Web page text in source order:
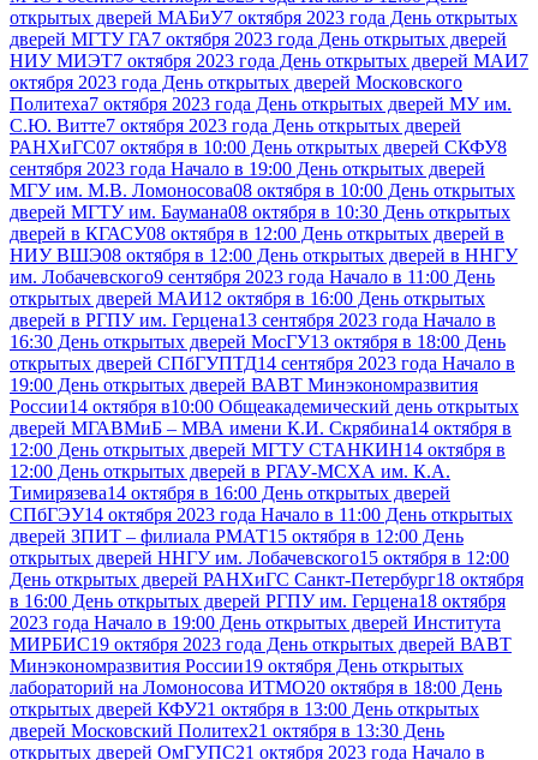
открытых дверей МАБиУ7 октября 2023 года День открытых
дверей МГТУ ГА7 октября 2023 года День открытых дверей
НИУ МИЭТ7 октября 2023 года День открытых дверей МАИ7
октября 2023 года День открытых дверей Московского
Политеха7 октября 2023 года День открытых дверей МУ им.
С.Ю. Витте7 октября 2023 года День открытых дверей
РАНХиГС07 октября в 10:00 День открытых дверей СКФУ8
сентября 2023 года Начало в 19:00 День открытых дверей
МГУ им. М.В. Ломоносова08 октября в 10:00 День открытых
дверей МГТУ им. Баумана08 октября в 10:30 День открытых
дверей в КГАСУ08 октября в 12:00 День открытых дверей в
НИУ ВШЭ08 октября в 12:00 День открытых дверей в ННГУ
им. Лобачевского9 сентября 2023 года Начало в 11:00 День
открытых дверей МАИ12 октября в 16:00 День открытых
дверей в РГПУ им. Герцена13 сентября 2023 года Начало в
16:30 День открытых дверей МосГУ13 октября в 18:00 День
открытых дверей СПбГУПТД14 сентября 2023 года Начало в
19:00 День открытых дверей ВАВТ Минэкономразвития
России14 октября в10:00 Общеакадемический день открытых
дверей МГАВМиБ – МВА имени К.И. Скрябина14 октября в
12:00 День открытых дверей МГТУ СТАНКИН14 октября в
12:00 День открытых дверей в РГАУ-МСХА им. К.А.
Тимирязева14 октября в 16:00 День открытых дверей
СПбГЭУ14 октября 2023 года Начало в 11:00 День открытых
дверей ЗПИТ – филиала РМАТ15 октября в 12:00 День
открытых дверей ННГУ им. Лобачевского15 октября в 12:00
День открытых дверей РАНХиГС Санкт-Петербург18 октября
в 16:00 День открытых дверей РГПУ им. Герцена18 октября
2023 года Начало в 19:00 День открытых дверей Института
МИРБИС19 октября 2023 года День открытых дверей ВАВТ
Минэкономразвития России19 октября День открытых
лабораторий на Ломоносова ИТМО20 октября в 18:00 День
открытых дверей КФУ21 октября в 13:00 День открытых
дверей Московский Политех21 октября в 13:30 День
открытых дверей ОмГУПС21 октября 2023 года Начало в